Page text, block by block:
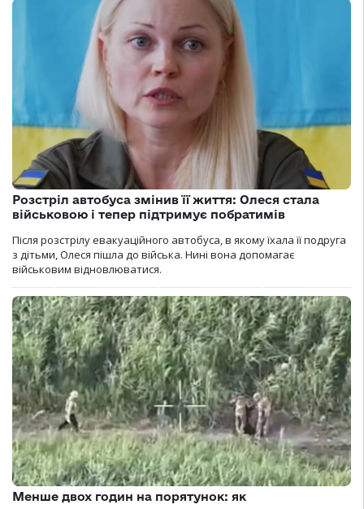
Розстріл автобуса змінив її життя: Олеся стала
військовою і тепер підтримує побратимів
Після розстрілу евакуаційного автобуса, в якому їхала її подруга
з дітьми, Олеся пішла до війська. Нині вона допомагає
військовим відновлюватися.
Менше двох годин на порятунок: як